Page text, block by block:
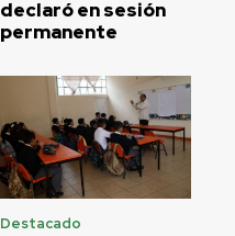
declaró en sesión
permanente
Destacado